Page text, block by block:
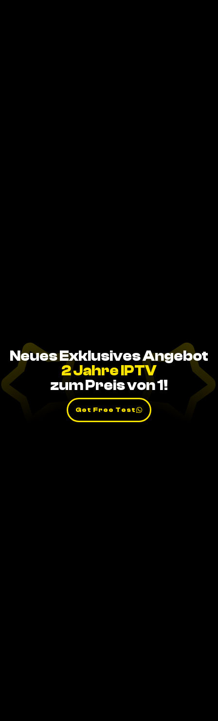
Neues Exklusives Angebot
2 Jahre IPTV
zum Preis von 1!
Get Free Test